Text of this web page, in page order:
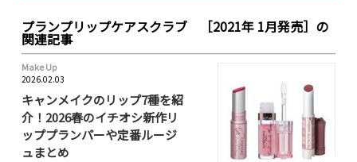
プランプリップケアスクラブ ［2021年 1月発売］の
関連記事
Make Up
2026.02.03
キャンメイクのリップ7種を紹
介！2026春のイチオシ新作リ
ッププランパーや定番ルージ
ュまとめ